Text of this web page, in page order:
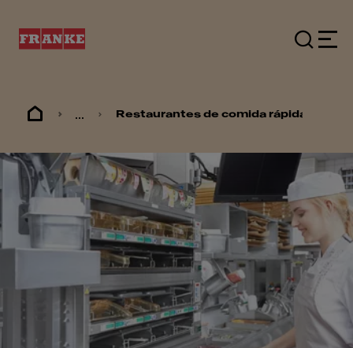
... Restaurantes de comida rápida